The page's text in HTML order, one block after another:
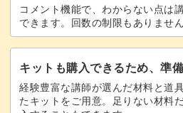
人気のハートモチーフは、カラ
ベースを変えてみたり、グリッ
コメント機能で、わからない点は
できます。回数の制限もありません
キットも購入できるため、準
経験豊富な講師が選んだ材料と道
たキットをご用意。足りない材料